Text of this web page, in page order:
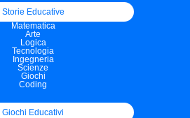
Storie Educative
Matematica
Arte
Logica
Tecnologia
Ingegneria
Scienze
Giochi
Coding
Giochi Educativi